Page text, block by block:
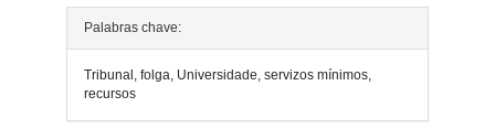
Detalles
do
artigo
Palabras chave:
Tribunal, folga, Universidade, servizos mínimos,
recursos